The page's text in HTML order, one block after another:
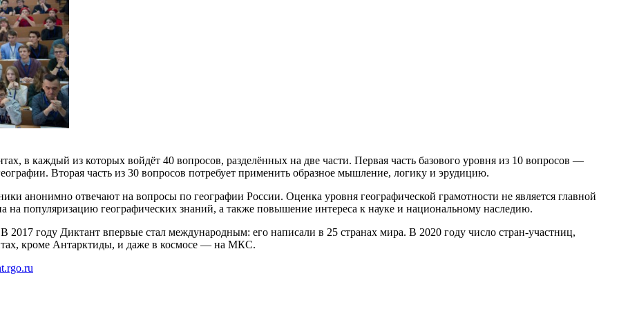
в каждый из которых войдёт 40 вопросов, разделённых на две части. Первая часть базового уровня из 10 вопросов —
Вторая часть из 30 вопросов потребует применить образное мышление, логику и эрудицию.
анонимно отвечают на вопросы по географии России. Оценка уровня географической грамотности не является главной
на популяризацию географических знаний, а также повышение интереса к науке и национальному наследию.
2017 году Диктант впервые стал международным: его написали в 25 странах мира. В 2020 году число стран-участниц,
кроме Антарктиды, и даже в космосе — на МКС.